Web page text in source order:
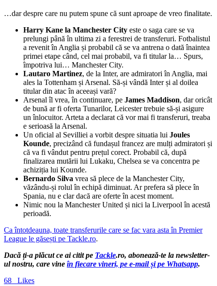
…dar despre care nu putem spune că sunt aproape de vreo finalitate.
Harry Kane la Manchester City este o saga care se va
prelungi până în ultima zi a ferestrei de transferuri. Fotbalistul
a revenit în Anglia și probabil că se va antrena o dată înaintea
primei etape când, cel mai probabil, va fi titular la… Spurs,
împotriva lui… Manchester City.
Lautaro Martinez, de la Inter, are admiratori în Anglia, mai
ales la Tottenham și Arsenal. Să-și vândă Inter și al doilea
titular din atac în aceeași vară?
Arsenal îl vrea, în continuare, pe James Maddison, dar oricât
de bună ar fi oferta Tunarilor, Leicester trebuie să-și asigure
un înlocuitor. Arteta a declarat că vor mai fi transferuri, treaba
e serioasă la Arsenal.
Un oficial al Sevilliei a vorbit despre situatia lui Joules
Kounde, precizând că fundașul francez are mulți admiratori și
că va fi vândut pentru prețul corect. Probabil că, după
finalizarea mutării lui Lukaku, Chelsea se va concentra pe
achiziția lui Kounde.
Bernardo Silva vrea să plece de la Manchester City,
văzându-și rolul în echipă diminuat. Ar prefera să plece în
Spania, nu e clar dacă are oferte în acest moment.
Nimic nou la Manchester United și nici la Liverpool în acestă
perioadă.
Ca întotdeauna, toate transferurile care se fac vara asta în Premier
League le găsești pe Tackle.ro.
Dacă ți-a plăcut ce ai citit pe Tackle.ro, abonează-te la newsletter-
ul nostru, care vine în fiecare vineri, pe e-mail și pe Whatsapp.
68
Likes